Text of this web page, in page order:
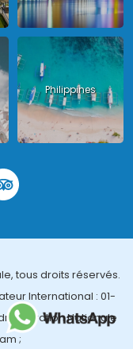
Philippines
tous droits réservés.
International : 01-
Nationale
;